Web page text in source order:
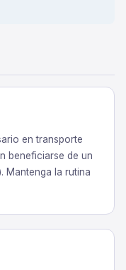
en transporte
beneficiarse de un
Mantenga la rutina